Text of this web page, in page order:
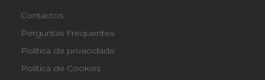
Contactos
Perguntas Frequentes
Política de privacidade
Política de Cookies